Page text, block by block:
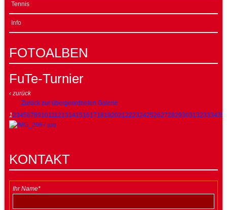
Tennis
Info
FOTOALBEN
FuTe-Turnier
‹ zurück
Zurück zur übergeordneten Galerie
1234567891011121314151617181920212223242526272829303132333435
KONTAKT
Ihr Name*